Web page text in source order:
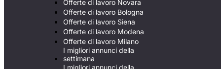
Offerte di lavoro Novara
Offerte di lavoro Bologna
Offerte di lavoro Siena
Offerte di lavoro Modena
Offerte di lavoro Milano
I migliori annunci della
settimana
I migliori annunci della